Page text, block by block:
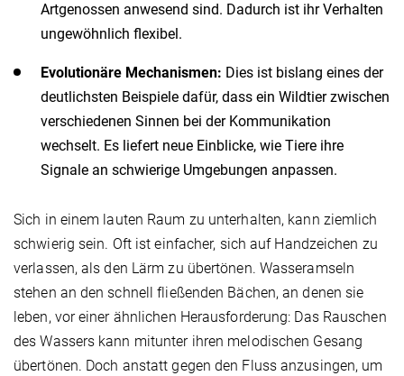
Artgenossen anwesend sind. Dadurch ist ihr Verhalten
ungewöhnlich flexibel.
Evolutionäre Mechanismen: Dies ist bislang eines der
deutlichsten Beispiele dafür, dass ein Wildtier zwischen
verschiedenen Sinnen bei der Kommunikation
wechselt. Es liefert neue Einblicke, wie Tiere ihre
Signale an schwierige Umgebungen anpassen.
Sich in einem lauten Raum zu unterhalten, kann ziemlich
schwierig sein. Oft ist einfacher, sich auf Handzeichen zu
verlassen, als den Lärm zu übertönen. Wasseramseln
stehen an den schnell fließenden Bächen, an denen sie
leben, vor einer ähnlichen Herausforderung: Das Rauschen
des Wassers kann mitunter ihren melodischen Gesang
übertönen. Doch anstatt gegen den Fluss anzusingen, um